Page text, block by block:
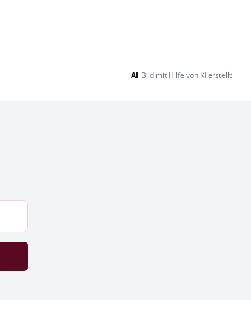
AI Bild mit Hilfe von KI erstellt